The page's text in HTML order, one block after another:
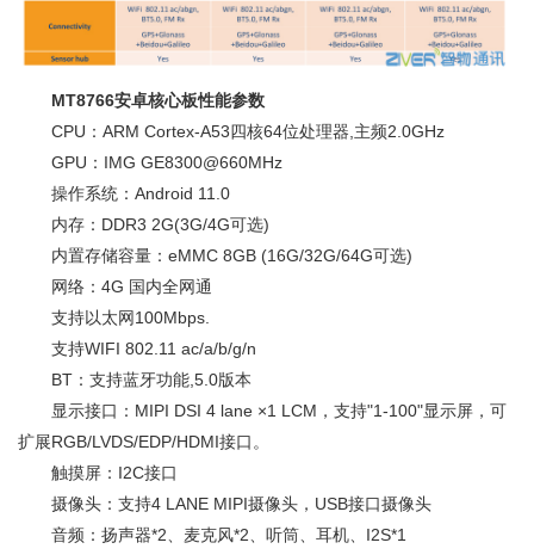
MT8766安卓核心板性能参数
CPU：ARM Cortex-A53四核64位处理器,主频2.0GHz
GPU：IMG GE8300@660MHz
操作系统：Android 11.0
内存：DDR3 2G(3G/4G可选)
内置存储容量：eMMC 8GB (16G/32G/64G可选)
网络：4G 国内全网通
支持以太网100Mbps.
支持WIFI 802.11 ac/a/b/g/n
BT：支持蓝牙功能,5.0版本
显示接口：MIPI DSI 4 lane ×1 LCM，支持"1-100"显示屏，可
扩展RGB/LVDS/EDP/HDMI接口。
触摸屏：I2C接口
摄像头：支持4 LANE MIPI摄像头，USB接口摄像头
音频：扬声器*2、麦克风*2、听筒、耳机、I2S*1